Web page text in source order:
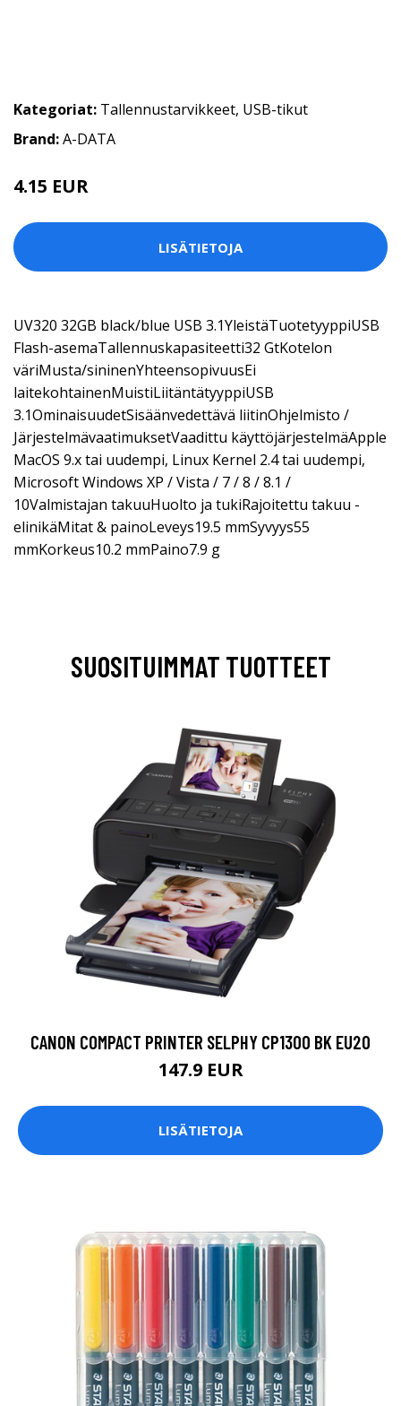
Kategoriat: Tallennustarvikkeet, USB-tikut
Brand:A-DATA
4.15 EUR
LISÄTIETOJA
UV320 32GB black/blue USB 3.1YleistäTuotetyyppiUSB
Flash-asemaTallennuskapasiteetti32 GtKotelon
väriMusta/sininenYhteensopivuusEi
laitekohtainenMuistiLiitäntätyyppiUSB
3.1OminaisuudetSisäänvedettävä liitinOhjelmisto /
JärjestelmävaatimuksetVaadittu käyttöjärjestelmäApple
MacOS 9.x tai uudempi, Linux Kernel 2.4 tai uudempi,
Microsoft Windows XP / Vista / 7 / 8 / 8.1 /
10Valmistajan takuuHuolto ja tukiRajoitettu takuu -
elinikäMitat & painoLeveys19.5 mmSyvyys55
mmKorkeus10.2 mmPaino7.9 g
SUOSITUIMMAT TUOTTEET
CANON COMPACT PRINTER SELPHY CP1300 BK EU20
147.9 EUR
LISÄTIETOJA